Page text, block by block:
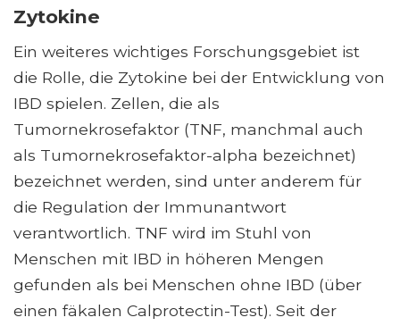
Zytokine
Ein weiteres wichtiges Forschungsgebiet ist
die Rolle, die Zytokine bei der Entwicklung von
IBD spielen. Zellen, die als
Tumornekrosefaktor (TNF, manchmal auch
als Tumornekrosefaktor-alpha bezeichnet)
bezeichnet werden, sind unter anderem für
die Regulation der Immunantwort
verantwortlich. TNF wird im Stuhl von
Menschen mit IBD in höheren Mengen
gefunden als bei Menschen ohne IBD (über
einen fäkalen Calprotectin-Test). Seit der